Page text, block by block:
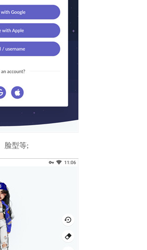
脸型等;